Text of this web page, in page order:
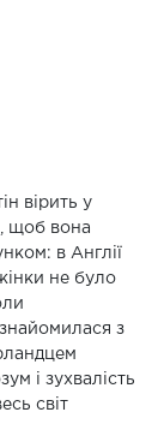
вірить у
щоб вона
в Англії
не було
з
і зухвалість
світ